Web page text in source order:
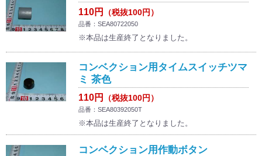
110円 （税抜100円）
品番：SEA80722050
※本品は生産終了となりました。
コンベクション用タイムスイッチツマ
ミ 茶色
110円 （税抜100円）
品番：SEA80392050T
※本品は生産終了となりました。
コンベクション用作動ボタン